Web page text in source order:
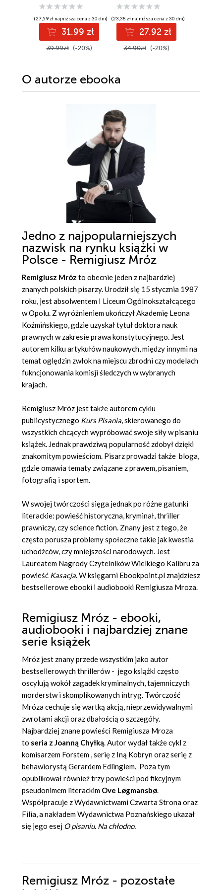
(27,59 zł najniższa cena z 30 dni)
31.99 zł
39.99zł (-20%)
(23,38 zł najniższa cena z 30 dni)
27.92 zł
34.90zł (-20%)
O autorze ebooka
Jedno z najpopularniejszych
nazwisk na rynku książki w
Polsce - Remigiusz Mróz
Remigiusz Mróz to obecnie jeden z najbardziej
znanych polskich pisarzy. Urodził się 15 stycznia 1987
roku, jest absolwentem I Liceum Ogólnokształcącego
w Opolu. Z wyróżnieniem ukończył Akademię Leona
Koźmińskiego, gdzie uzyskał tytuł doktora nauk
prawnych w zakresie prawa konstytucyjnego. Jest
autorem kilku artykułów naukowych, między innymi na
temat oględzin zwłok na miejscu zbrodni czy modelach
fukncjonowania komisji śledczych w wybranych
krajach.
Remigiusz Mróz jest także autorem cyklu
publicystycznego Kurs Pisania, skierowanego do
wszystkich chcących wypróbować swoje siły w pisaniu
książek. Jednak prawdziwą popularność zdobył dzięki
znakomitym powieściom. Pisarz prowadzi także bloga,
gdzie omawia tematy związane z prawem, pisaniem,
fotografią i sportem.
W swojej twórczości sięga jednak po różne gatunki
literackie: powieść historyczna, kryminał, thriller
prawniczy, czy science fiction. Znany jest z tego, że
często porusza problemy społeczne takie jak kwestia
uchodźców, czy mniejszości narodowych. Jest
Laureatem Nagrody Czytelników Wielkiego Kalibru za
powieść Kasacja. W księgarni Ebookpoint.pl znajdziesz
bestsellerowe ebooki i audiobooki Remigiusza Mroza.
Remigiusz Mróz - ebooki,
audiobooki i najbardziej znane
serie książek
Mróz jest znany przede wszystkim jako autor
bestsellerowych thrillerów - jego książki często
oscylują wokół zagadek kryminalnych, tajemniczych
morderstw i skomplikowanych intryg. Twórczość
Mróza cechuje się wartką akcją, nieprzewidywalnymi
zwrotami akcji oraz dbałością o szczegóły.
Najbardziej znane powieści Remigiusza Mroza
to seria z Joanną Chyłką. Autor wydał takżecykl z
komisarzem Forstem , serię z Iną Kobryn oraz serię z
behawiorystą Gerardem Edlingiem. Poza tym
opublikował również trzy powieści pod fikcyjnym
pseudonimem literackim Ove Løgmansbø.
Współpracuje z Wydawnictwami Czwarta Strona oraz
Filia, a nakładem Wydawnictwa Poznańskiego ukazał
się jego esej O pisaniu. Na chłodno.
Remigiusz Mróz - pozostałe